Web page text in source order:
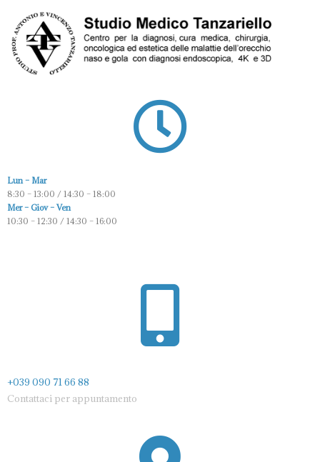
Lun – Mar
8:30 – 13:00 / 14:30 – 18:00
Mer – Giov – Ven
10:30 – 12:30 / 14:30 – 16:00
+039 090 71 66 88
Contattaci per appuntamento